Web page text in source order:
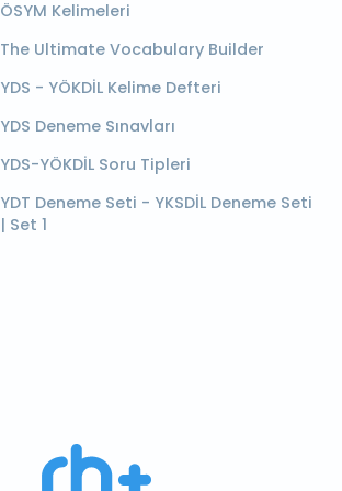
ÖSYM Kelimeleri
The Ultimate Vocabulary Builder
YDS - YÖKDİL Kelime Defteri
YDS Deneme Sınavları
YDS-YÖKDİL Soru Tipleri
YDT Deneme Seti - YKSDİL Deneme Seti
| Set 1